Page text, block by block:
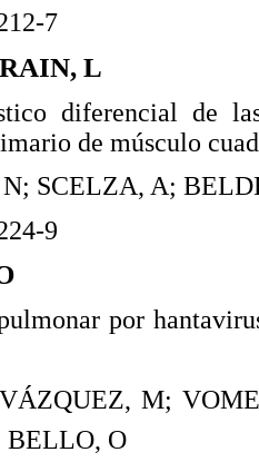
7
L
diferencial de
de músculo
SCELZA, A;
9
por
M;
BELLO, O